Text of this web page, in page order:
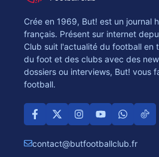
Crée en 1969, But! est un journal
français. Présent sur internet
Club suit l'actualité du football en
du foot et des clubs avec des
dossiers ou interviews, But! vous
football.
contact@butfootballclub.fr